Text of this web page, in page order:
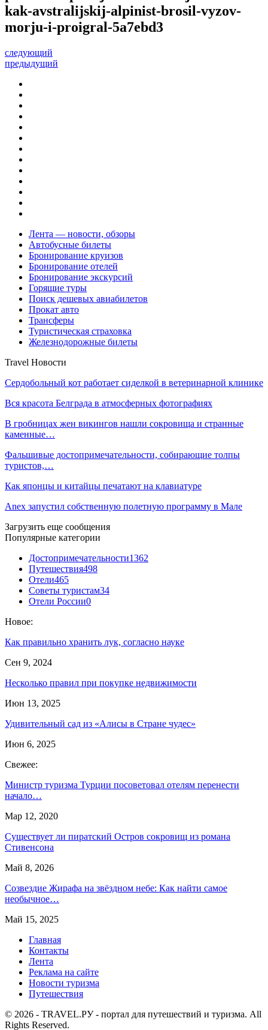
kak-avstralijskij-alpinist-brosil-vyzov-
morju-i-proigral-5a7ebd3
следующий
предыдущий
Лента — новости, обзоры
Автобусные билеты
Бронирование круизов
Бронирование отелей
Бронирование экскурсий
Горящие туры
Поиск дешевых авиабилетов
Прокат авто
Трансферы
Туристическая страховка
Железнодорожные билеты
Travel Новости
Сердобольный кот работает сиделкой в ветеринарной клинике
Вся красота Белграда в атмосферных фотографиях
В гробницах жен викингов нашли сокровища и странные
каменные…
Фальшивые достопримечательности, собирающие толпы
туристов,…
Как японцы и китайцы печатают на клавиатуре
Anex запустил собственную полетную программу в Мале
Загрузить еще сообщения
Популярные категории
Достопримечательности1362
Путешествия498
Отели465
Советы туристам34
Отели России0
Новое:
Как правильно хранить лук, согласно науке
Сен 9, 2024
Несколько правил при покупке недвижимости
Июн 13, 2025
Удивительный сад из «Алисы в Стране чудес»
Июн 6, 2025
Свежее:
Министр туризма Турции посоветовал отелям перенести
начало…
Мар 12, 2020
Существует ли пиратский Остров сокровищ из романа
Стивенсона
Май 8, 2026
Созвездие Жирафа на звёздном небе: Как найти самое
необычное…
Май 15, 2025
Главная
Контакты
Лента
Реклама на сайте
Новости туризма
Путешествия
© 2026 - TRAVEL.РУ - портал для путешествий и туризма. All
Rights Reserved.